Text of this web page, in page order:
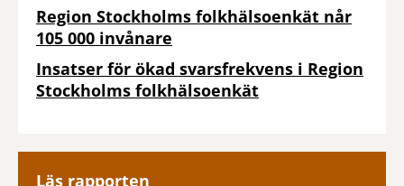
Region Stockholms folkhälsoenkät når
105 000 invånare
Insatser för ökad svarsfrekvens i Region
Stockholms folkhälsoenkät
Läs rapporten